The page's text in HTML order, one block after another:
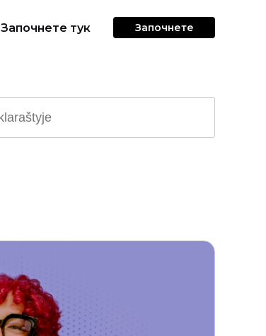
Започнете тук Започнете